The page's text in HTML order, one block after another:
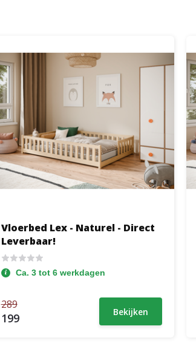
Vloerbed Lex - Naturel - Direct
Leverbaar!
Ca. 3 tot 6 werkdagen
289
199 Bekijken